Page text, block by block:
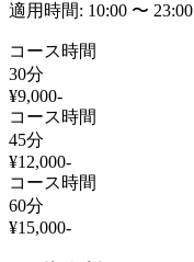
適用時間: 10:00 〜 23:00
コース時間
30分
¥9,000-
コース時間
45分
¥12,000-
コース時間
60分
¥15,000-